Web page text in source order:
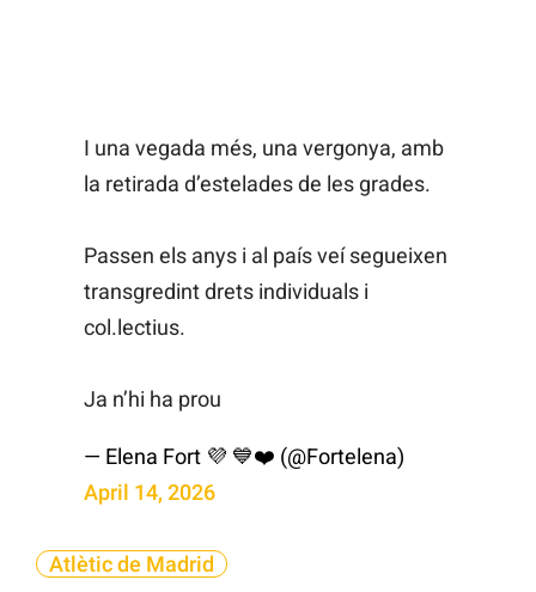
I una vegada més, una vergonya, amb
la retirada d’estelades de les grades.
Passen els anys i al país veí segueixen
transgredint drets individuals i
col.lectius.
Ja n’hi ha prou
— Elena Fort 💜 💙❤️ (@Fortelena)
April 14, 2026
Atlètic de Madrid